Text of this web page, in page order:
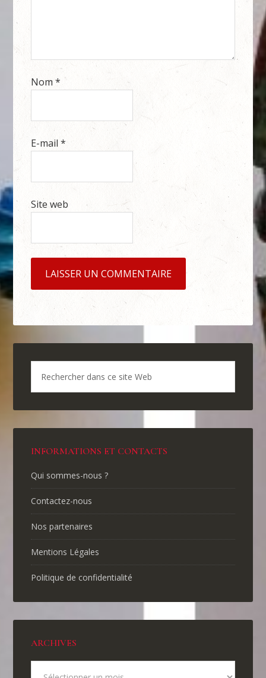
Nom*
E-mail*
Site web
INFORMATIONS ET CONTACTS
Qui sommes-nous ?
Contactez-nous
Nos partenaires
Mentions Légales
Politique de confidentialité
ARCHIVES